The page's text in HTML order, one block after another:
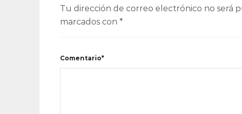
Tu dirección de correo electrónico no será
marcados con *
Comentario*